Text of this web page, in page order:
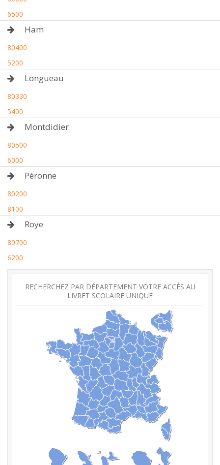
6500
Ham
80400
5200
Longueau
80330
5400
Montdidier
80500
6000
Péronne
80200
8100
Roye
80700
6200
RECHERCHEZ PAR DÉPARTEMENT VOTRE ACCÈS AU
LIVRET SCOLAIRE UNIQUE